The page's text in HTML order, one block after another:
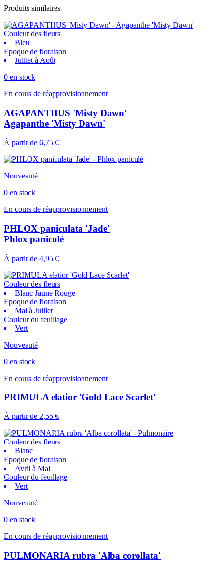
Produits similaires
Couleur des fleurs
Bleu
Epoque de floraison
Juillet à Août
0 en stock
En cours de réapprovisionnement
AGAPANTHUS 'Misty Dawn'
Agapanthe 'Misty Dawn'
À partir de 6,75 €
Nouveauté
0 en stock
En cours de réapprovisionnement
PHLOX paniculata 'Jade'
Phlox paniculé
À partir de 4,95 €
Couleur des fleurs
Blanc Jaune Rouge
Epoque de floraison
Mai à Juillet
Couleur du feuillage
Vert
Nouveauté
0 en stock
En cours de réapprovisionnement
PRIMULA elatior 'Gold Lace Scarlet'
À partir de 2,55 €
Couleur des fleurs
Blanc
Epoque de floraison
Avril à Mai
Couleur du feuillage
Vert
Nouveauté
0 en stock
En cours de réapprovisionnement
PULMONARIA rubra 'Alba corollata'